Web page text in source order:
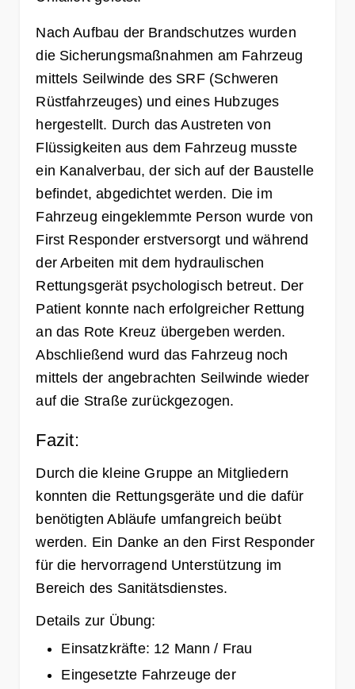
Nach Aufbau der Brandschutzes wurden
die Sicherungsmaßnahmen am Fahrzeug
mittels Seilwinde des SRF (Schweren
Rüstfahrzeuges) und eines Hubzuges
hergestellt. Durch das Austreten von
Flüssigkeiten aus dem Fahrzeug musste
ein Kanalverbau, der sich auf der Baustelle
befindet, abgedichtet werden. Die im
Fahrzeug eingeklemmte Person wurde von
First Responder erstversorgt und während
der Arbeiten mit dem hydraulischen
Rettungsgerät psychologisch betreut. Der
Patient konnte nach erfolgreicher Rettung
an das Rote Kreuz übergeben werden.
Abschließend wurd das Fahrzeug noch
mittels der angebrachten Seilwinde wieder
auf die Straße zurückgezogen.
Fazit:
Durch die kleine Gruppe an Mitgliedern
konnten die Rettungsgeräte und die dafür
benötigten Abläufe umfangreich beübt
werden. Ein Danke an den First Responder
für die hervorragend Unterstützung im
Bereich des Sanitätsdienstes.
Details zur Übung:
Einsatzkräfte: 12 Mann / Frau
Eingesetzte Fahrzeuge der